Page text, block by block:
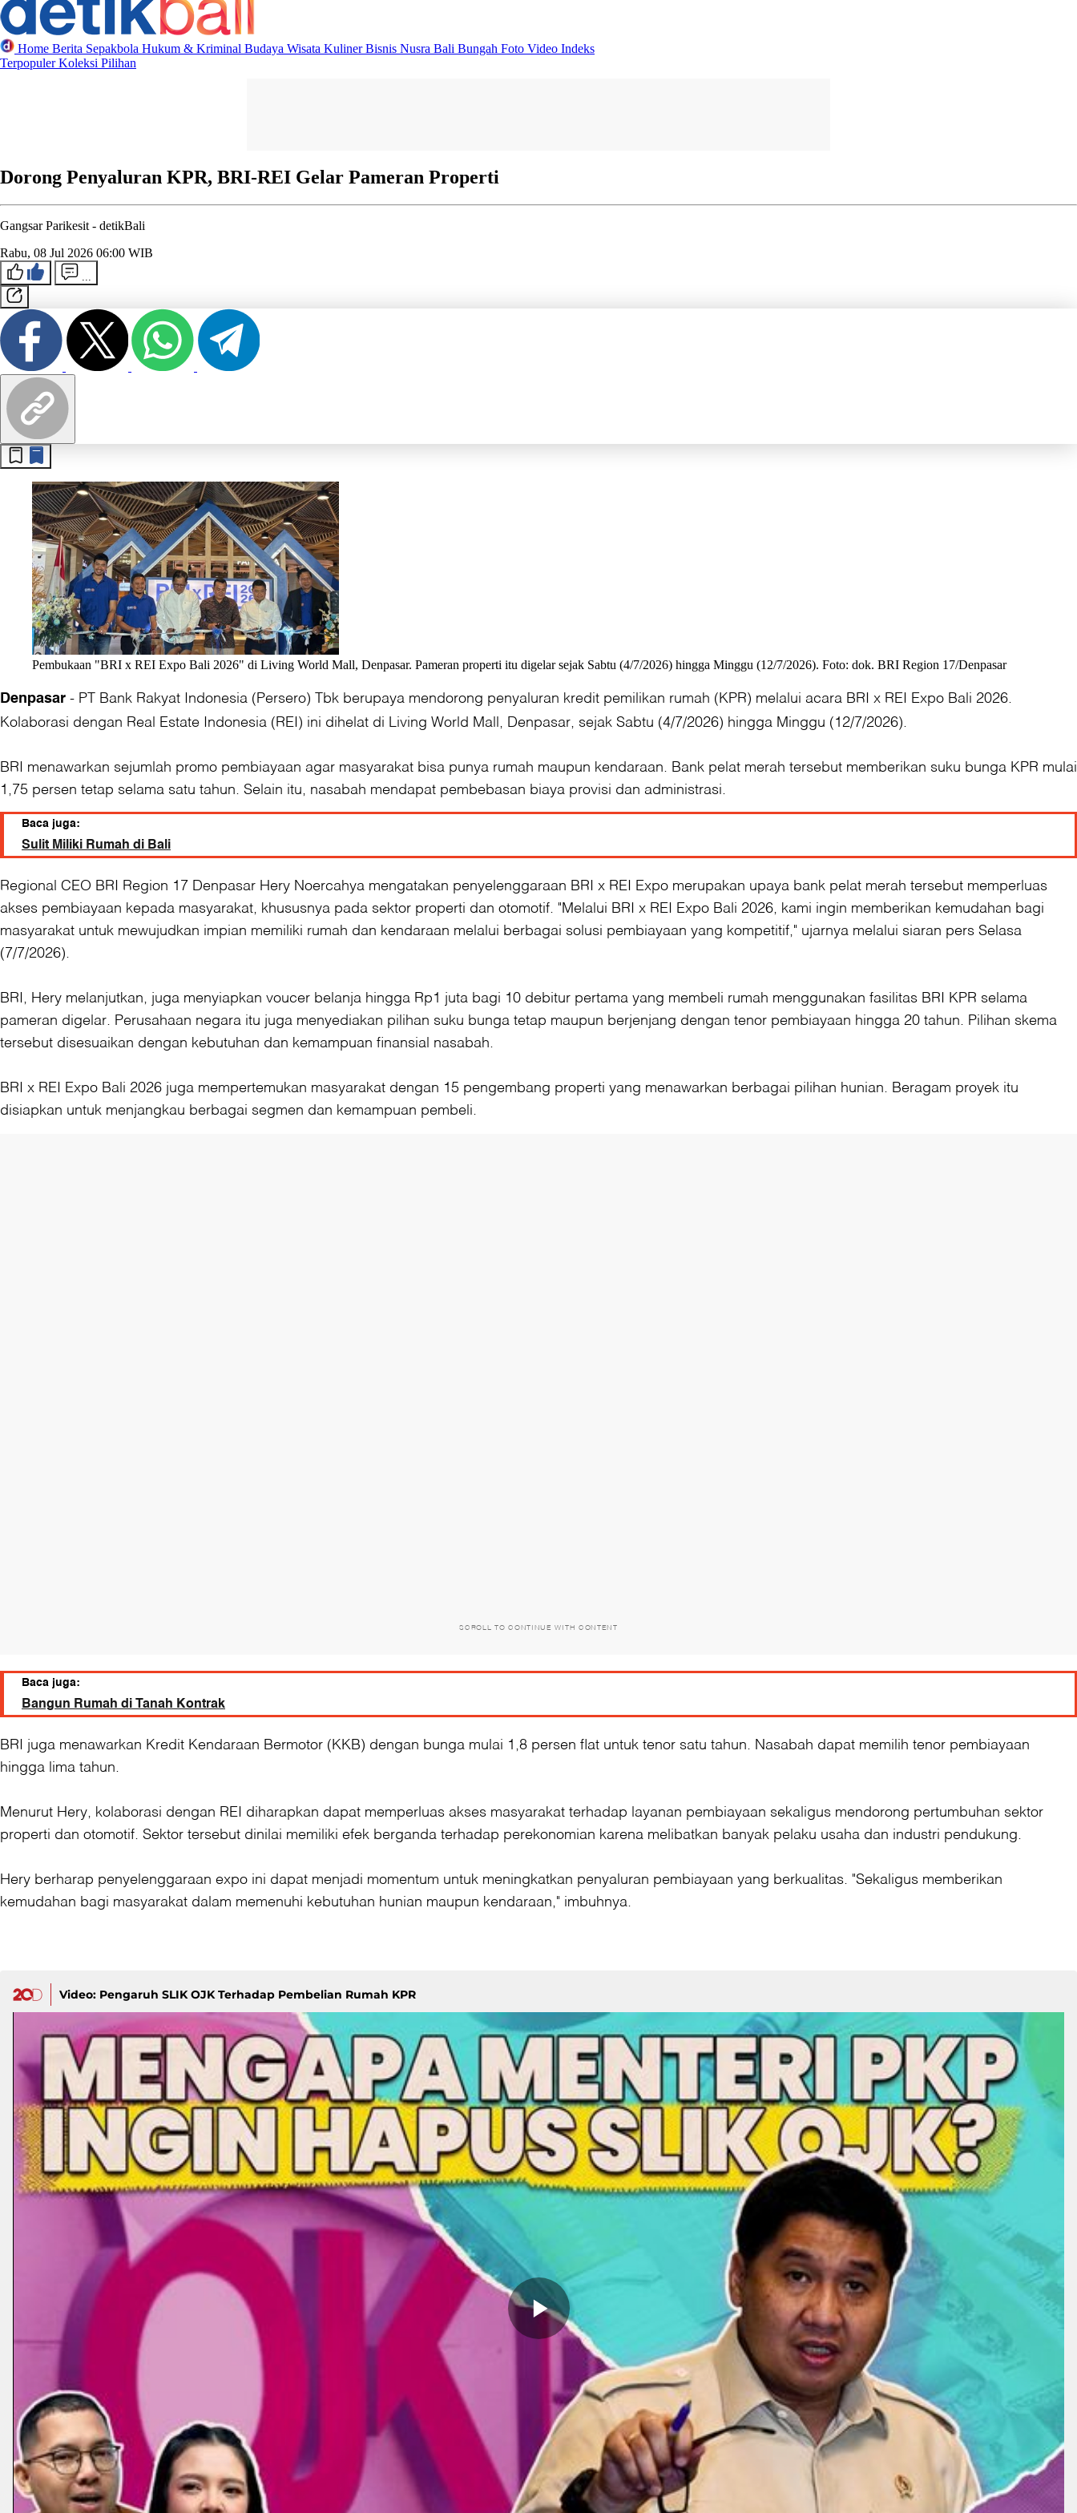
Home Berita Sepakbola Hukum & Kriminal Budaya Wisata KulinerBisnis Nusra Bali Bungah Foto Video Indeks
TerpopulerKoleksi Pilihan
Dorong Penyaluran KPR, BRI-REI Gelar Pameran Properti
Gangsar Parikesit - detikBali
Rabu, 08 Jul 2026 06:00 WIB
Pembukaan "BRI x REI Expo Bali 2026" di Living World Mall, Denpasar. Pameran properti itu digelar sejak Sabtu (4/7/2026) hingga Minggu (12/7/2026). Foto: dok. BRI Region 17/Denpasar
Denpasar- PT Bank Rakyat Indonesia (Persero) Tbk berupaya mendorong penyaluran kredit pemilikan rumah (KPR) melalui acara BRI x REI Expo Bali 2026.
Kolaborasi dengan Real Estate Indonesia (REI) ini dihelat di Living World Mall, Denpasar, sejak Sabtu (4/7/2026) hingga Minggu (12/7/2026).
BRI menawarkan sejumlah promo pembiayaan agar masyarakat bisa punya rumah maupun kendaraan. Bank pelat merah tersebut memberikan suku bunga KPR mulai
1,75 persen tetap selama satu tahun. Selain itu, nasabah mendapat pembebasan biaya provisi dan administrasi.
Baca juga:
Sulit Miliki Rumah di Bali
Regional CEO BRI Region 17 Denpasar Hery Noercahya mengatakan penyelenggaraan BRI x REI Expo merupakan upaya bank pelat merah tersebut memperluas
akses pembiayaan kepada masyarakat, khususnya pada sektor properti dan otomotif. "Melalui BRI x REI Expo Bali 2026, kami ingin memberikan kemudahan bagi
masyarakat untuk mewujudkan impian memiliki rumah dan kendaraan melalui berbagai solusi pembiayaan yang kompetitif," ujarnya melalui siaran pers Selasa
(7/7/2026).
BRI, Hery melanjutkan, juga menyiapkan voucer belanja hingga Rp1 juta bagi 10 debitur pertama yang membeli rumah menggunakan fasilitas BRI KPR selama
pameran digelar. Perusahaan negara itu juga menyediakan pilihan suku bunga tetap maupun berjenjang dengan tenor pembiayaan hingga 20 tahun. Pilihan skema
tersebut disesuaikan dengan kebutuhan dan kemampuan finansial nasabah.
BRI x REI Expo Bali 2026 juga mempertemukan masyarakat dengan 15 pengembang properti yang menawarkan berbagai pilihan hunian. Beragam proyek itu
disiapkan untuk menjangkau berbagai segmen dan kemampuan pembeli.
SCROLL TO CONTINUE WITH CONTENT
Baca juga:
Bangun Rumah di Tanah Kontrak
BRI juga menawarkan Kredit Kendaraan Bermotor (KKB) dengan bunga mulai 1,8 persen flat untuk tenor satu tahun. Nasabah dapat memilih tenor pembiayaan
hingga lima tahun.
Menurut Hery, kolaborasi dengan REI diharapkan dapat memperluas akses masyarakat terhadap layanan pembiayaan sekaligus mendorong pertumbuhan sektor
properti dan otomotif. Sektor tersebut dinilai memiliki efek berganda terhadap perekonomian karena melibatkan banyak pelaku usaha dan industri pendukung.
Hery berharap penyelenggaraan expo ini dapat menjadi momentum untuk meningkatkan penyaluran pembiayaan yang berkualitas. "Sekaligus memberikan
kemudahan bagi masyarakat dalam memenuhi kebutuhan hunian maupun kendaraan," imbuhnya.
Video: Pengaruh SLIK OJK Terhadap Pembelian Rumah KPR